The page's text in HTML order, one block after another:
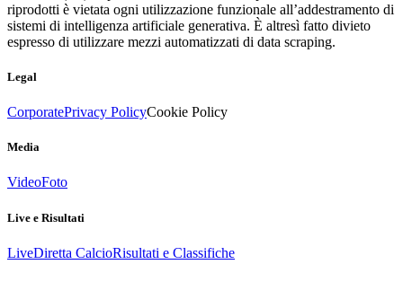
riprodotti è vietata ogni utilizzazione funzionale all’addestramento di
sistemi di intelligenza artificiale generativa. È altresì fatto divieto
espresso di utilizzare mezzi automatizzati di data scraping.
Legal
CorporatePrivacy PolicyCookie Policy
Media
VideoFoto
Live e Risultati
LiveDiretta CalcioRisultati e Classifiche